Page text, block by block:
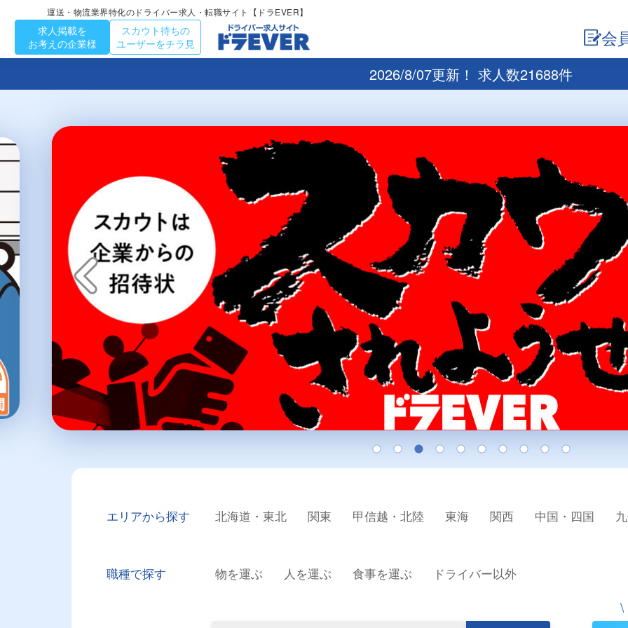
運送・物流業界特化のドライバー求人・転職サイト【ドラEVER】
求人掲載を
お考えの企業様
スカウト待ちの
ユーザーをチラ見
会
2026/8/07更新！ 求人数21688件
エリアから探す 北海道・東北 関東 甲信越・北陸 東海 関西 中国・四国
職種で探す 物を運ぶ 人を運ぶ 食事を運ぶ ドライバー以外